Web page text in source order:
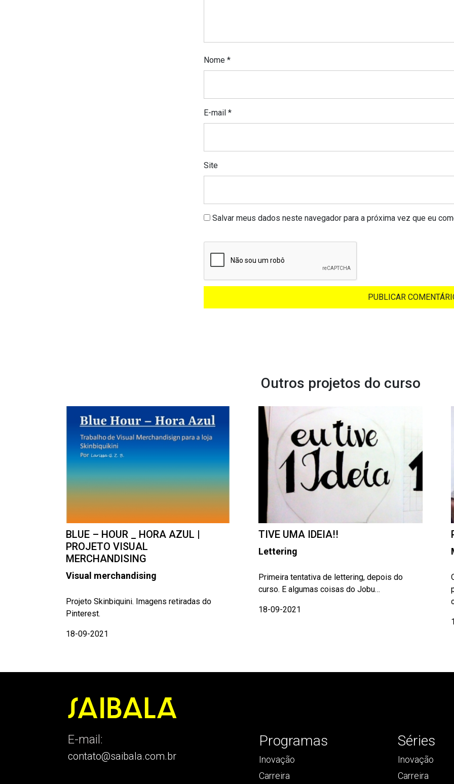
Nome *
E-mail *
Site
Salvar meus dados neste navegador para a próxima vez que eu
Outros projetos do curso
BLUE – HOUR _ HORA AZUL |
PROJETO VISUAL
MERCHANDISING
Visual merchandising
Projeto Skinbiquini. Imagens retiradas do
Pinterest.
18-09-2021
TIVE UMA IDEIA!!
Lettering
Primeira tentativa de lettering, depois do
curso. E algumas coisas do Jobu…
18-09-2021
E-mail:
contato@saibala.com.br
Programas
Inovação
Carreira
Séries
Inovação
Carreira